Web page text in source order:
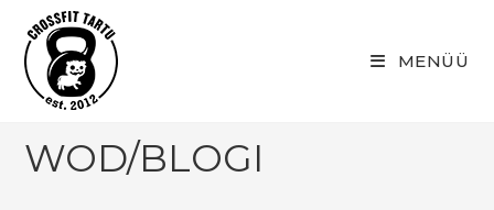
content
MENÜÜ
WOD/BLOGI